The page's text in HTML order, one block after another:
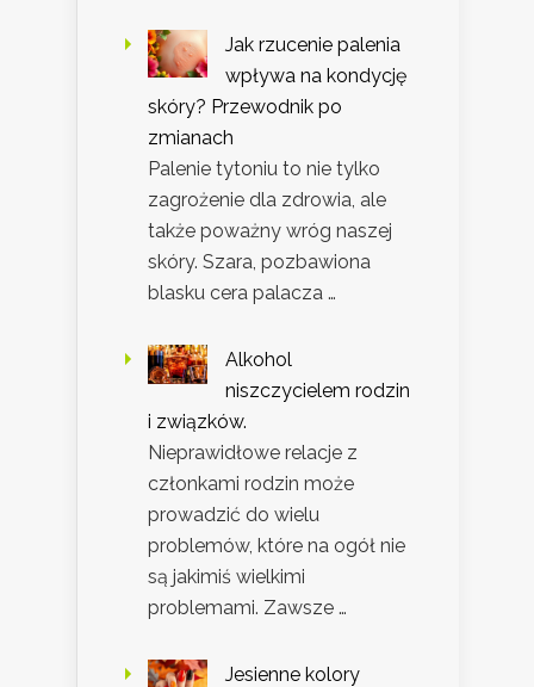
Jak rzucenie palenia
wpływa na kondycję
skóry? Przewodnik po
zmianach
Palenie tytoniu to nie tylko
zagrożenie dla zdrowia, ale
także poważny wróg naszej
skóry. Szara, pozbawiona
blasku cera palacza …
Alkohol
niszczycielem rodzin
i związków.
Nieprawidłowe relacje z
członkami rodzin może
prowadzić do wielu
problemów, które na ogół nie
są jakimiś wielkimi
problemami. Zawsze …
Jesienne kolory